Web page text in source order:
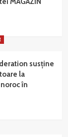
susține
la
în